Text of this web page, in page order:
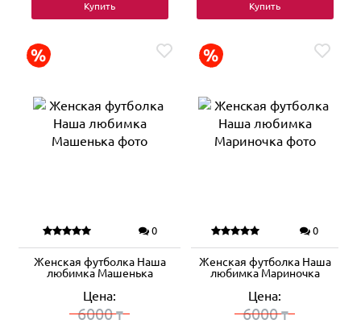
Купить Купить
0
Женская футболка Наша
любимка Машенька
Цена:
6000₸
0
Женская футболка Наша
любимка Мариночка
Цена:
6000₸